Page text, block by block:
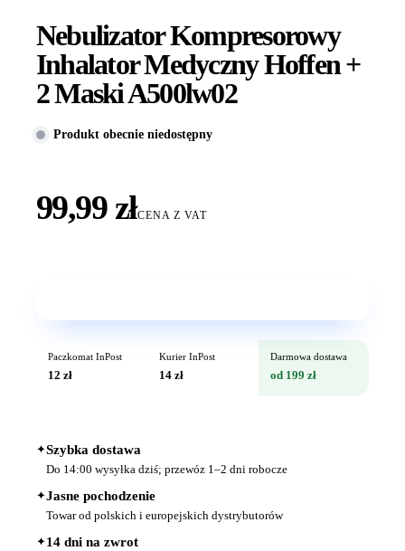
Nebulizator Kompresorowy
Inhalator Medyczny Hoffen +
2 Maski A500lw02
Produkt obecnie niedostępny
99,99 złCENA Z VAT
Paczkomat InPost
12 zł
Kurier InPost
14 zł
Darmowa dostawa
od 199 zł
✦Szybka dostawa
Do 14:00 wysyłka dziś; przewóz 1–2 dni robocze
✦Jasne pochodzenie
Towar od polskich i europejskich dystrybutorów
✦14 dni na zwrot